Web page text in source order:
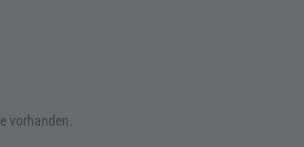
vorhanden.